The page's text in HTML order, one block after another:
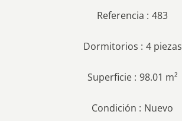
Referencia 483
Dormitorios 4 piezas
Superficie 98.01 m²
Condición Nuevo